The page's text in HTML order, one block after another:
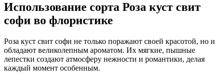
Использование сорта Роза куст свит
софи во флористике
Роза куст свит софи не только поражают своей красотой, но и
обладают великолепным ароматом. Их мягкие, пышные
лепестки создают атмосферу нежности и романтики, делая
каждый момент особенным.